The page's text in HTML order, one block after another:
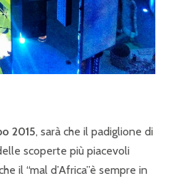
2015, sarà che il padiglione di
scoperte più piacevoli
il “mal d’Africa”è sempre in